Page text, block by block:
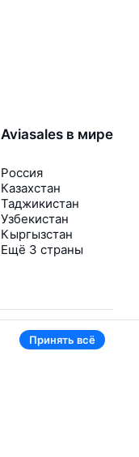
Aviasales в мире
Россия
Казахстан
Таджикистан
Узбекистан
Кыргызстан
Ещё 3 страны
Принять всё